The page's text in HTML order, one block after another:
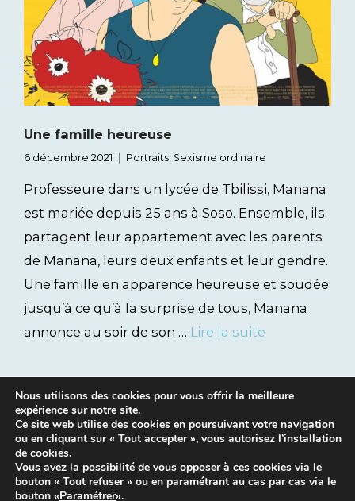
Une famille heureuse
6 décembre 2021 Portraits, Sexisme ordinaire
Professeure dans un lycée de Tbilissi, Manana
est mariée depuis 25 ans à Soso. Ensemble, ils
partagent leur appartement avec les parents
de Manana, leurs deux enfants et leur gendre.
Une famille en apparence heureuse et soudée
jusqu’à ce qu’à la surprise de tous, Manana
annonce au soir de son … Lire la suite
Mentions légales
Nous utilisons des cookies pour vous offrir la meilleure
expérience sur notre site.
Ce site web utilise des cookies en poursuivant votre navigation
ou en cliquant sur « Tout accepter », vous autorisez l’installation
de cookies.
Vous avez la possibilité de vous opposer à ces cookies via le
bouton « Tout refuser » ou en paramétrant au cas par cas via le
bouton «Paramétrer».